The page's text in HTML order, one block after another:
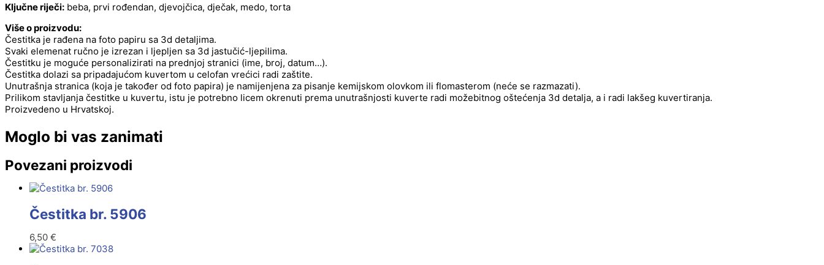
Ključne riječi: beba, prvi rođendan, djevojčica, dječak, medo, torta
Više o proizvodu:
Čestitka je rađena na foto papiru sa 3d detaljima.
Svaki elemenat ručno je izrezan i ljepljen sa 3d jastučić-ljepilima.
Čestitku je moguće personalizirati na prednjoj stranici (ime, broj, datum…).
Čestitka dolazi sa pripadajućom kuvertom u celofan vrećici radi zaštite.
Unutrašnja stranica (koja je također od foto papira) je namijenjena za pisanje kemijskom olovkom ili flomasterom (neće se razmazati).
Prilikom stavljanja čestitke u kuvertu, istu je potrebno licem okrenuti prema unutrašnjosti kuverte radi možebitnog oštećenja 3d detalja, a i radi lakšeg kuvertiranja.
Proizvedeno u Hrvatskoj.
Moglo bi vas zanimati
Povezani proizvodi
Čestitka br. 5906
6,50 €